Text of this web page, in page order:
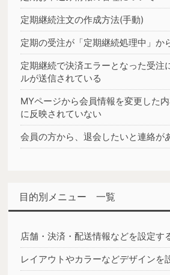
定期継続注文の作成方法(手動)
定期の受注が「定期継続処理中」か
定期継続で決済エラーとなった受注
ルが送信されている
MYページから会員情報を変更した
に反映されていない
会員の方から、退会したいと連絡が
目的別メニュー 一覧
店舗・決済・配送情報などを設定す
レイアウトやカラーなどデザインを